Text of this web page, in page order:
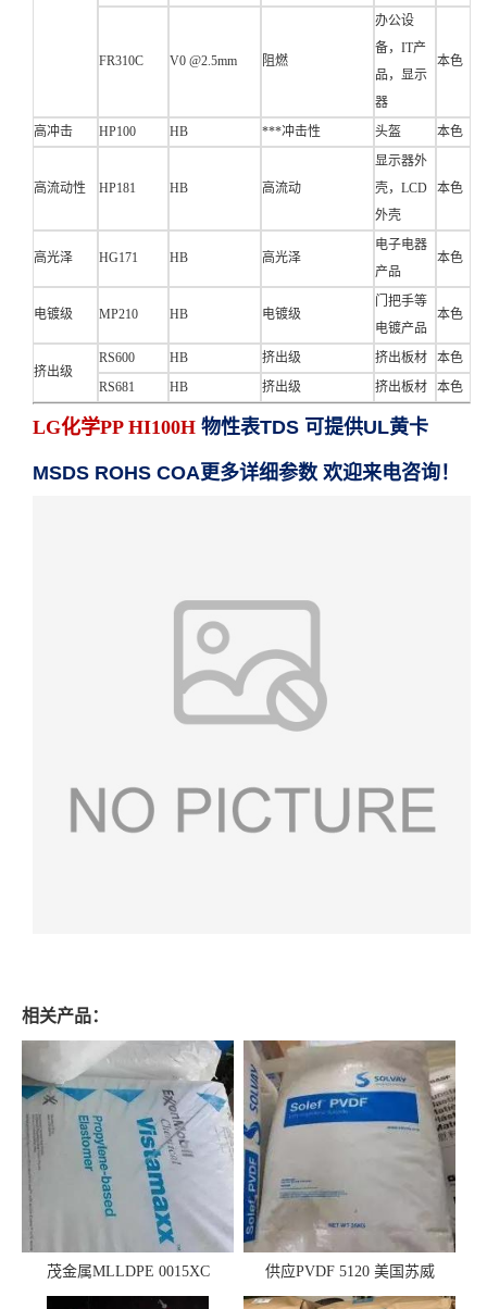
FR310C V0 @2.5mm 阻燃
办公设
备，IT产
品，显示
器
本色
高冲击 HP100 HB ***冲击性 头盔 本色
高流动性 HP181 HB 高流动
显示器外
壳，LCD
外壳
本色
高光泽 HG171 HB 高光泽
电子电器
产品
本色
电镀级 MP210 HB 电镀级
门把手等
电镀产品
本色
挤出级
RS600 HB 挤出级 挤出板材
本色
RS681
HB 挤出级 挤出板材 本色
LG化学PP HI100H 物性表TDS 可提供UL黄卡
MSDS ROHS COA更多详细参数 欢迎来电咨询！
相关产品：
茂金属MLLDPE 0015XC
0019XC 现货
供应PVDF 5120 美国苏威